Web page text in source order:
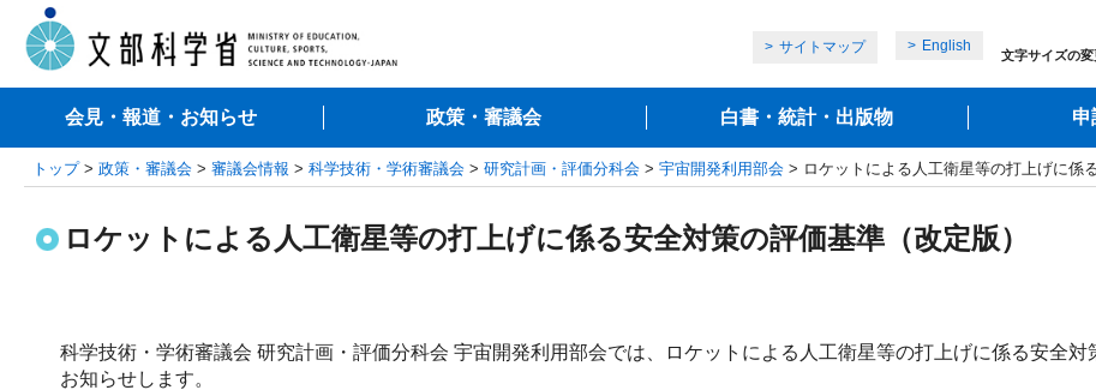
サイトマップ English
文字サイズの変
会見・報道・お知らせ 政策・審議会 白書・統計・出版物 申
トップ> 政策・審議会 > 審議会情報 > 科学技術・学術審議会 > 研究計画・評価分科会 > 宇宙開発利用部会 > ロケットによる人工衛星等の打上げに係
ロケットによる人工衛星等の打上げに係る安全対策の評価基準（改定版）
科学技術・学術審議会 研究計画・評価分科会 宇宙開発利用部会では、ロケットによる人工衛星等の打上げに係る安全
お知らせします。